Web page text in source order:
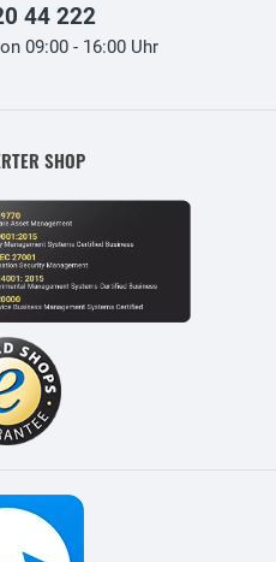
44 222
09:00 - 16:00 Uhr
SHOP